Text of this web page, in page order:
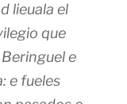
lieuala el
que
e
e fueles